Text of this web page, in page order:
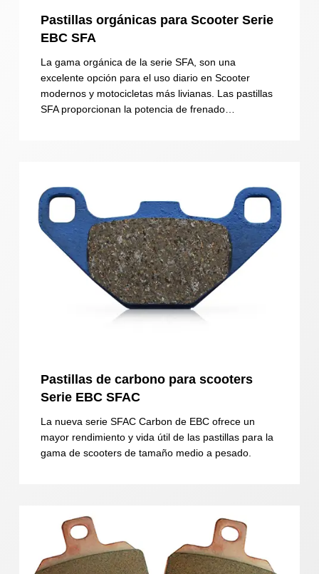
Pastillas orgánicas para Scooter Serie
EBC SFA
La gama orgánica de la serie SFA, son una
excelente opción para el uso diario en Scooter
modernos y motocicletas más livianas. Las pastillas
SFA proporcionan la potencia de frenado…
Pastillas de carbono para scooters
Serie EBC SFAC
La nueva serie SFAC Carbon de EBC ofrece un
mayor rendimiento y vida útil de las pastillas para la
gama de scooters de tamaño medio a pesado.